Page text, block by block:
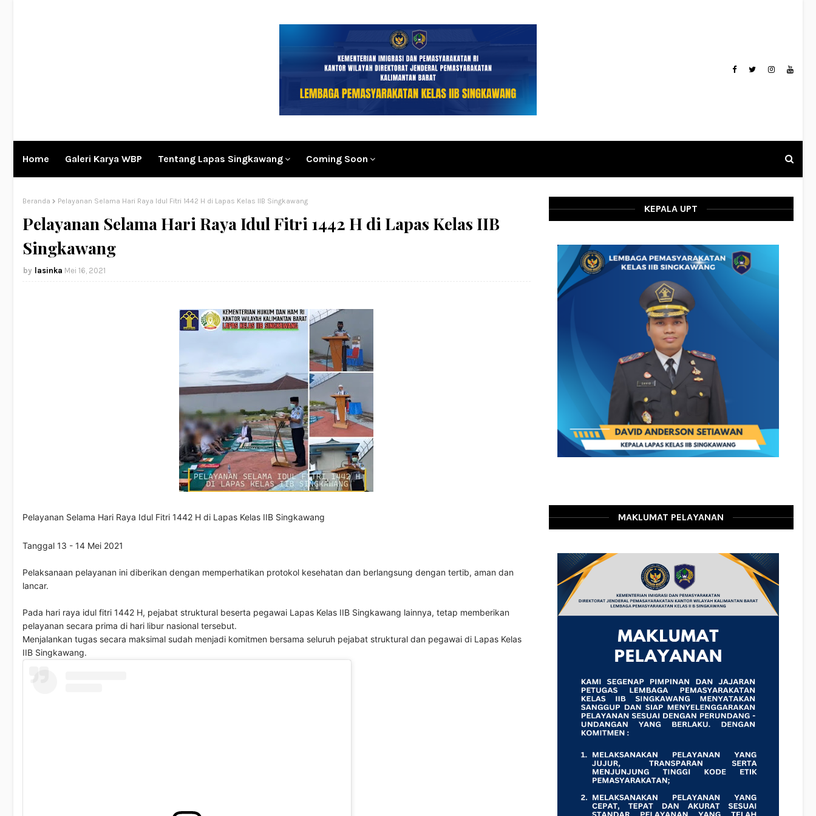
Home Galeri Karya WBP Tentang Lapas Singkawang Coming Soon
Beranda Pelayanan Selama Hari Raya Idul Fitri 1442 H di Lapas Kelas IIB Singkawang
Pelayanan Selama Hari Raya Idul Fitri 1442 H di Lapas Kelas IIB
Singkawang
lasinka Mei 16, 2021
Pelayanan Selama Hari Raya Idul Fitri 1442 H di Lapas Kelas IIB Singkawang
Tanggal 13 - 14 Mei 2021
Pelaksanaan pelayanan ini diberikan dengan memperhatikan protokol kesehatan dan berlangsung dengan tertib, aman dan
lancar.
Pada hari raya idul fitri 1442 H, pejabat struktural beserta pegawai Lapas Kelas IIB Singkawang lainnya, tetap memberikan
pelayanan secara prima di hari libur nasional tersebut.
Menjalankan tugas secara maksimal sudah menjadi komitmen bersama seluruh pejabat struktural dan pegawai di Lapas Kelas
IIB Singkawang.
KEPALA UPT
MAKLUMAT PELAYANAN